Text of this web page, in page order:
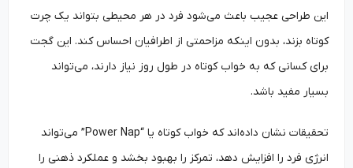
این طراحی عجیب باعث می‌شود فرد در هر محیطی بتواند یک چرت
کوتاه بزند، بدون اینکه مزاحمتی از اطرافیان احساس کند. این گجت
برای کسانی که به خواب کوتاه در طول روز نیاز دارند، می‌تواند
بسیار مفید باشد.
تحقیقات نشان داده‌اند که خواب کوتاه یا “Power Nap” می‌تواند
انرژی فرد را افزایش دهد، تمرکز را بهبود بخشد و عملکرد ذهنی را